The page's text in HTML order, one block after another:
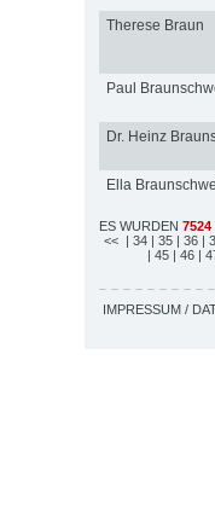
Therese Braun
Paul
Dr. Heinz
Ella
ES WURDEN 7524
<< | 34 | 35 | 36 |
| 45 | 46 |
IMPRESSUM /